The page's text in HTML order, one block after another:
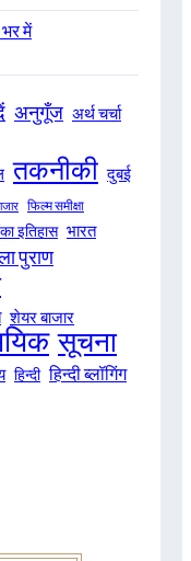
में
अनुगूँज अर्थ चर्चा
तकनीकी दुबई
फिल्म समीक्षा
इतिहास भारत
पुराण
शेयर बाजार
सूचना
हिन्दी हिन्दी ब्लॉगिंग